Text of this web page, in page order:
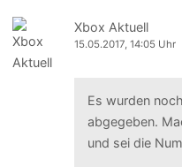
Xbox Aktuell
15.05.2017, 14:05 Uhr
Es wurden
abgegeben.
und sei die